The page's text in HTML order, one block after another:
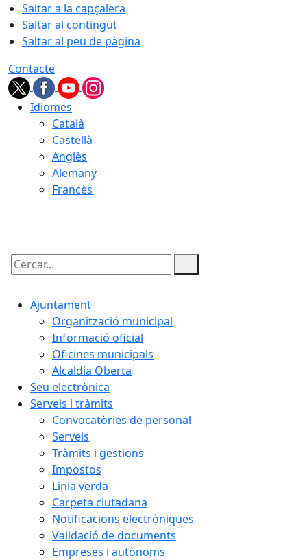
Saltar a la capçalera
Saltar al contingut
Saltar al peu de pàgina
Contacte
Idiomes
Català
Castellà
Anglès
Alemany
Francès
Cercar:
Ajuntament
Organització municipal
Informació oficial
Oficines municipals
Alcaldia Oberta
Seu electrònica
Serveis i tràmits
Convocatòries de personal
Serveis
Tràmits i gestions
Impostos
Línia verda
Carpeta ciutadana
Notificacions electròniques
Validació de documents
Empreses i autònoms